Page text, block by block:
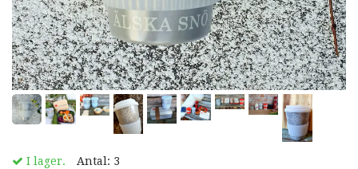
I lager. Antal: 3